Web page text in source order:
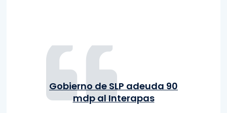
Gobierno de SLP adeuda 90
mdp al Interapas